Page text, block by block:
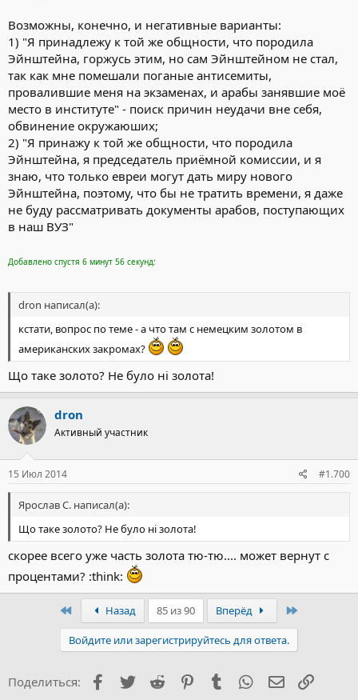
Возможны, конечно, и негативные варианты:
1) "Я принадлежу к той же общности, что породила
Эйнштейна, горжусь этим, но сам Эйнштейном не стал,
так как мне помешали поганые антисемиты,
провалившие меня на экзаменах, и арабы занявшие моё
место в институте" - поиск причин неудачи вне себя,
обвинение окружаюших;
2) "Я принажу к той же общности, что породила
Эйнштейна, я председатель приёмной комиссии, и я
знаю, что только евреи могут дать миру нового
Эйнштейна, поэтому, что бы не тратить времени, я даже
не буду рассматривать документы арабов, поступающих
в наш ВУЗ"
Добавлено спустя 6 минут 56 секунд:
dron написал(а):
кстати, вопрос по теме - а что там с немецким золотом в
американских закромах?
Що таке золото? Не було ні золота!
dron
Активный участник
15 Июл 2014 #1.700
Ярослав С. написал(а):
Що таке золото? Не було ні золота!
скорее всего уже часть золота тю-тю.... может вернут с
процентами? :think:
ПервыйНазад 85 из 90 Вперёд
Войдите или зарегистрируйтесь для ответа.
Поделиться: Facebook
Twitter Reddit PinterestTumblr WhatsApp